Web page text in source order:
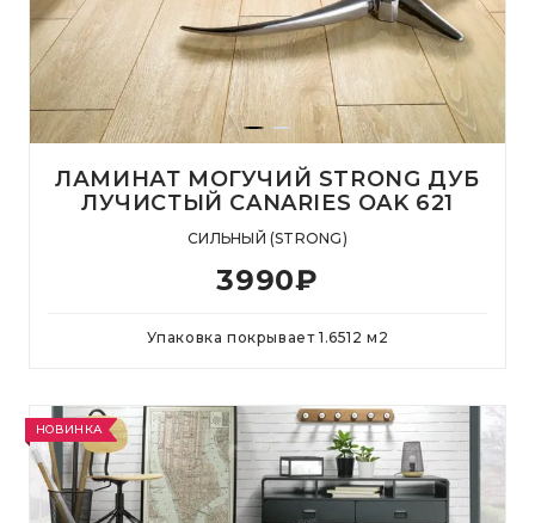
ЛАМИНАТ МОГУЧИЙ STRONG ДУБ
ЛУЧИСТЫЙ CANARIES OAK 621
СИЛЬНЫЙ (STRONG)
3990₽
Упаковка покрывает 1.6512 м 2
НОВИНКА